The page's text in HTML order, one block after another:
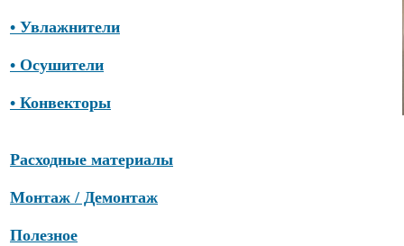
• Увлажнители
• Осушители
• Конвекторы
Расходные материалы
Монтаж / Демонтаж
Полезное